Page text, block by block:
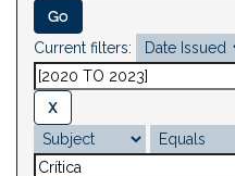
Current filters: